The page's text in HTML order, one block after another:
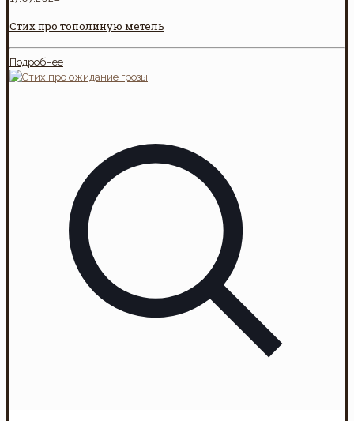
Стих про тополиную метель
Подробнее